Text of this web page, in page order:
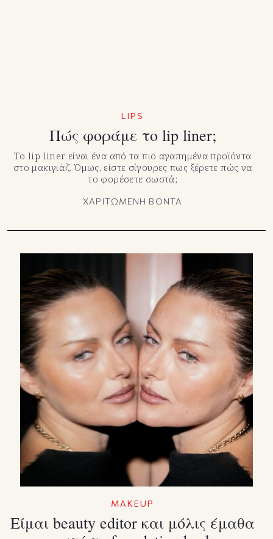
LIPS
Πώς φοράμε το lip liner;
Το lip liner είναι ένα από τα πιο αγαπημένα προϊόντα
στο μακιγιάζ. Όμως, είστε σίγουρες πως ξέρετε πώς να
το φορέσετε σωστά;
ΧΑΡΙΤΩΜΕΝΗ ΒΟΝΤΑ
MAKEUP
Είμαι beauty editor και μόλις έμαθα